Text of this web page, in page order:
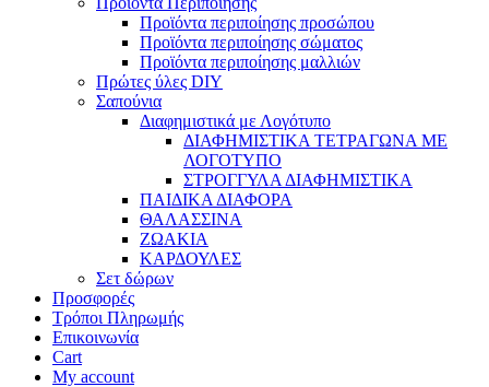
Προϊόντα περιποίησης προσώπου
Προϊόντα περιποίησης σώματος
Προϊόντα περιποίησης μαλλιών
Πρώτες ύλες DIY
Σαπούνια
Διαφημιστικά με Λογότυπο
ΔΙΑΦΗΜΙΣΤΙΚΑ ΤΕΤΡΑΓΩΝΑ ΜΕ
ΛΟΓΟΤΥΠΟ
ΣΤΡΟΓΓΥΛΑ ΔΙΑΦΗΜΙΣΤΙΚΑ
ΠΑΙΔΙΚΑ ΔΙΑΦΟΡΑ
ΘΑΛΑΣΣΙΝΑ
ΖΩΑΚΙΑ
ΚΑΡΔΟΥΛΕΣ
Σετ δώρων
Προσφορές
Τρόποι Πληρωμής
Επικοινωνία
Cart
My account